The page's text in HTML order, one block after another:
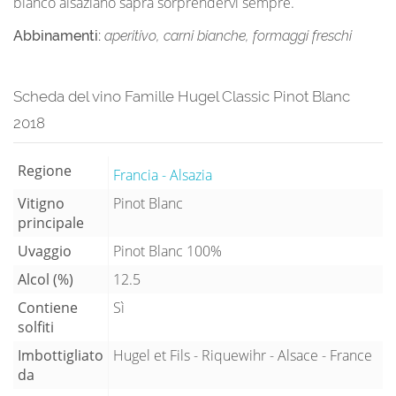
Abbinamenti: aperitivo, carni bianche, formaggi freschi
Scheda del vino Famille Hugel Classic Pinot Blanc
2018
Regione
Francia - Alsazia
Vitigno
principale
Pinot Blanc
Uvaggio
Pinot Blanc 100%
Alcol (%)
12.5
Contiene
solfiti
Sì
Imbottigliato
da
Hugel et Fils - Riquewihr - Alsace - France